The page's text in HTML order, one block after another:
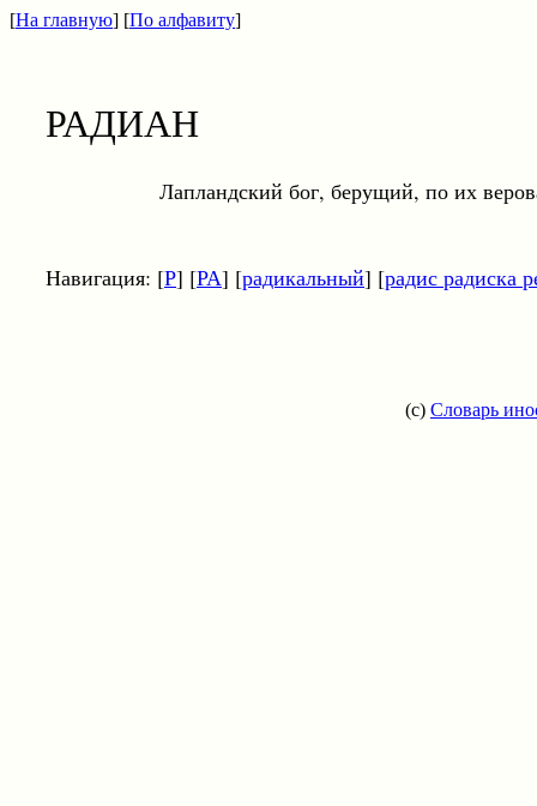
[На главную] [По алфавиту]
РАДИАН
Лапландский бог, берущий, по их
Навигация: [Р] [РА] [радикальный] [радис радиска
(c) Словарь